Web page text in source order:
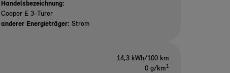
Handelsbezeichnung:
Cooper E 3-Türer
anderer Energieträger: Strom
14,3 kWh/100 km
0 g/km1